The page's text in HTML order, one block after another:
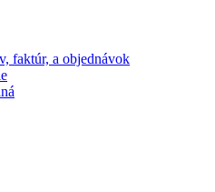
faktúr, a objednávok